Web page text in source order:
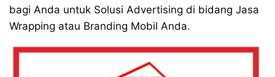
bagi Anda untuk Solusi Advertising di bidang Jasa
Wrapping atau Branding Mobil Anda.